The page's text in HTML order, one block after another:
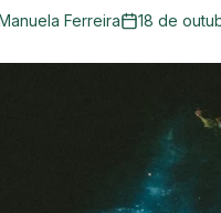
Ferreira 18 de